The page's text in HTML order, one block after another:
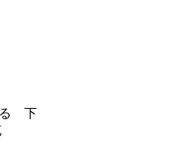
る 下